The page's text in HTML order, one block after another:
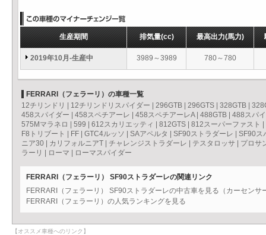
生産期間 排気量(cc) 最高出力(馬力)
2019年10月-生産中 3989～3989 780～780
FERRARI（フェラーリ）の車種一覧
12チリンドリ
12チリンドリスパイダー 296GTB 296GTS 328GTB
458スパイダー
458スペチアーレ 458スペチアーレA| 488GTB
488スパ
575Mマラネロ
599 612スカリエッティ 812GTS 812スーパーファスト
F8トリブート
FF GTC4ルッソ SAアペルタ SF90ストラダーレ
SF90ス
ニア30
カリフォルニアT チャレンジストラダーレ テスタロッサ
プロサ
ラーリ
ローマ ローマスパイダー
FERRARI（フェラーリ） SF90ストラダーレの関連リンク
FERRARI（フェラーリ） SF90ストラダーレの中古車を見る（カーセンサ
FERRARI（フェラーリ）の人気ランキングを見る
【オススメ車種へのリンク】